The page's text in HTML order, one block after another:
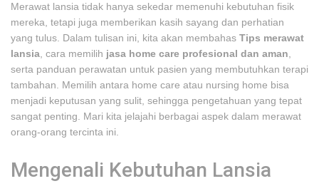
Merawat lansia tidak hanya sekedar memenuhi kebutuhan fisik
mereka, tetapi juga memberikan kasih sayang dan perhatian
yang tulus. Dalam tulisan ini, kita akan membahas Tips merawat
lansia , cara memilih jasa home care profesional dan aman
serta panduan perawatan untuk pasien yang membutuhkan terapi
tambahan. Memilih antara home care atau nursing home bisa
menjadi keputusan yang sulit, sehingga pengetahuan yang tepat
sangat penting. Mari kita jelajahi berbagai aspek dalam merawat
orang-orang tercinta ini.
Mengenali Kebutuhan Lansia